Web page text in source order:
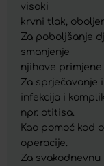
visoki
krvni tlak,
Za poboljšanje
smanjenje
njihove primjene.
Za sprječavanje
infekcija i
npr. otitisa.
Kao pomoć kod
operacije.
Za svakodnevnu